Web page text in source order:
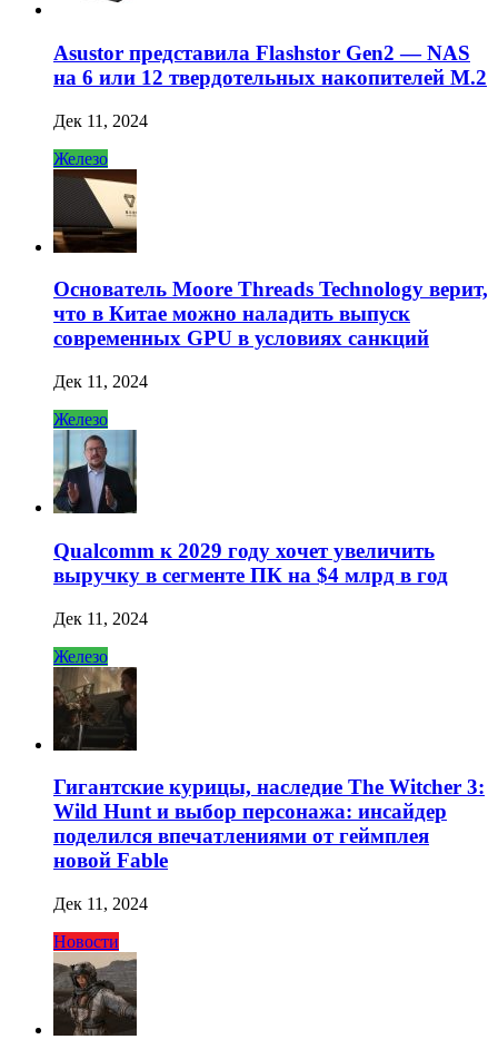
Asustor представила Flashstor Gen2 — NAS
на 6 или 12 твердотельных накопителей M.2
Дек 11, 2024
Железо
Основатель Moore Threads Technology верит,
что в Китае можно наладить выпуск
современных GPU в условиях санкций
Дек 11, 2024
Железо
Qualcomm к 2029 году хочет увеличить
выручку в сегменте ПК на $4 млрд в год
Дек 11, 2024
Железо
Гигантские курицы, наследие The Witcher 3:
Wild Hunt и выбор персонажа: инсайдер
поделился впечатлениями от геймплея
новой Fable
Дек 11, 2024
Новости